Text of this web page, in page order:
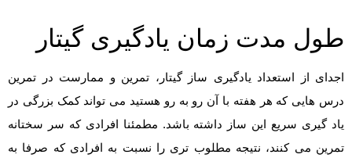
طول مدت زمان یادگیری گیتار
اجدای از استعداد یادگیری ساز گیتار، تمرین و ممارست در تمرین
درس هایی که هر هفته با آن رو به رو هستید می تواند کمک بزرگی در
یاد گیری سریع این ساز داشته باشد. مطمئنا افرادی که سر سختانه
تمرین می کنند، نتیجه مطلوب تری را نسبت به افرادی که صرفا به